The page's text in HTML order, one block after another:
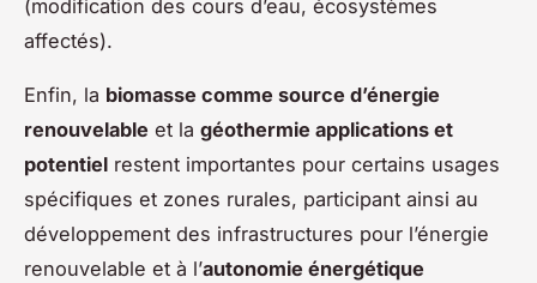
(modification des cours d’eau, écosystèmes
affectés).
Enfin, la biomasse comme source d’énergie
renouvelable et la géothermie applications et
potentiel restent importantes pour certains usages
spécifiques et zones rurales, participant ainsi au
développement des infrastructures pour l’énergie
renouvelable et à l’autonomie énergétique